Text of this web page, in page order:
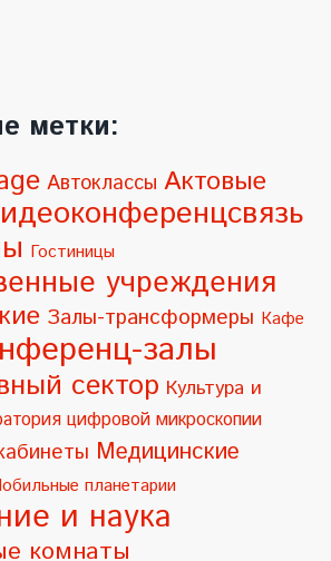
метки:
Автоклассы Актовые
Гостиницы
учреждения
Залы-трансформеры Кафе
залы
сектор Культура и
цифровой микроскопии
Медицинские
планетарии
и наука
комнаты